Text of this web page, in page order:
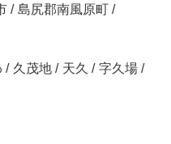
/ 島尻郡南風原町 /
/ 久茂地 / 天久 / 字久場 /